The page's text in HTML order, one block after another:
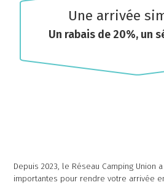
Une arrivée
Un rabais de 20%, un
Depuis 2023, le Réseau Camping Union
importantes pour rendre votre arrivée